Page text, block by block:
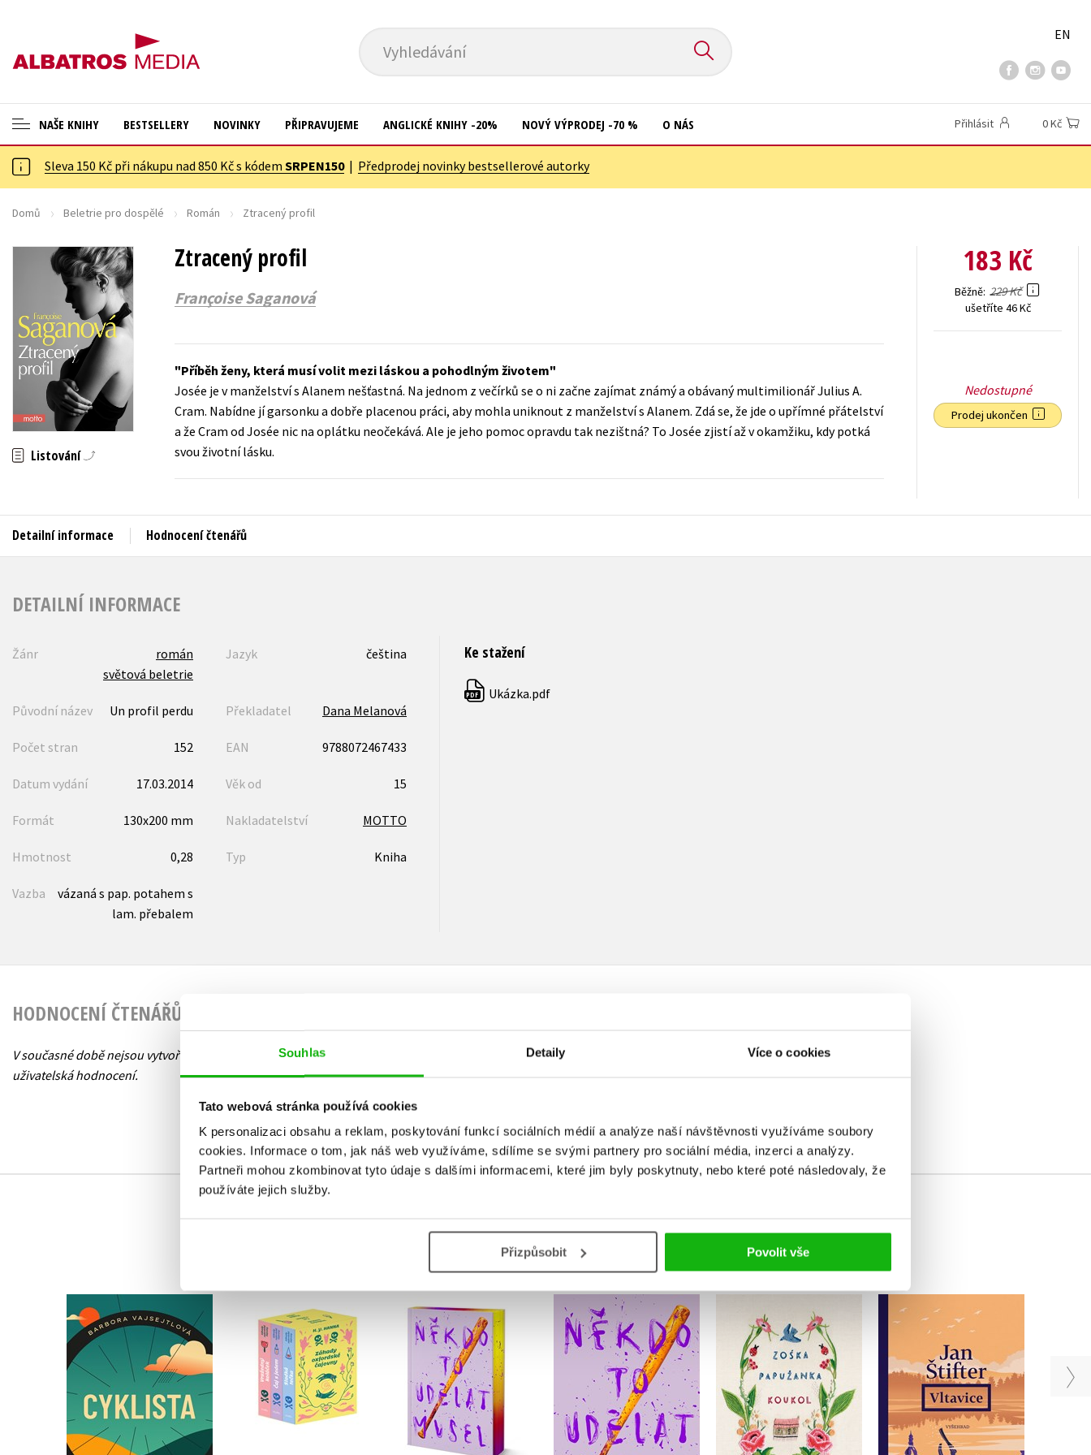
Souhlas Detaily Více o cookies
Tato webová stránka používá cookies
K personalizaci obsahu a reklam, poskytování funkcí sociálních médií a analýze naší návštěvnosti využíváme soubory
cookies. Informace o tom, jak náš web využíváme, sdílíme se svými partnery pro sociální média, inzerci a analýzy.
Partneři mohou zkombinovat tyto údaje s dalšími informacemi, které jim byly poskytnuty, nebo které poté následovaly, že
používáte jejich služby.
Přizpůsobit Povolit vše
Vyhledávání
EN
NAŠE KNIHY
ANGLICKÉ KNIHY -20 %
NOVÝ VÝPRODEJ -70 %
ASTERIX S DÁRKEM
🎁DÁRKOVÉ PUBLIKACE
✉️ DÁRKOVÉ POUKAZY
Auto - moto
Beletrie pro děti
Beletrie pro dospělé
Byznys a ekonomie
Cestování
Dárkové publikace
Digitální fotografie
Esoterika a duchovní svět
Jazyky
Kalendáře
Kariéra a osobní rozvoj
Populárně - naučná pro dospělé
Populárně - naučné pro děti
Předškoláci
Young adult (SK)
Zahraniční literatura
BESTSELLERY NOVINKY PŘIPRAVUJEME ANGLICKÉ KNIHY -20% NOVÝ VÝPRODEJ -70 % O NÁS Přihlásit 0 Kč
Sleva 150 Kč při nákupu nad 850 Kč s kódem SRPEN150| Předprodej novinky bestsellerové autorky
Domů Beletrie pro dospělé Román Ztracený profil
Ztracený profil
Françoise Saganová
Listování
Příběh ženy, která musí volit mezi láskou a pohodlným životem
Josée je v manželství s Alanem nešťastná. Na jednom z večírků se o ni začne zajímat známý a obávaný multimilionář Julius A.
Cram. Nabídne jí garsonku a dobře placenou práci, aby mohla uniknout z manželství s Alanem. Zdá se, že jde o upřímné přátelství
a že Cram od Josée nic na oplátku neočekává. Ale je jeho pomoc opravdu tak nezištná? To Josée zjistí až v okamžiku, kdy potká
svou životní lásku.
183 Kč
Běžně 229 Kč
ušetříte 46 Kč
Nedostupné
Prodej ukončen
Detailní informace Hodnocení čtenářů
DETAILNÍ INFORMACE
Žánr
román
světová beletrie
Jazyk čeština
Původní název Un profil perdu Překladatel Dana Melanová
Počet stran 152 EAN 9788072467433
Datum vydání 17.03.2014 Věk od 15
Formát 130x200 mm Nakladatelství MOTTO
Hmotnost 0,28 Typ Kniha
Vazba
vázaná s pap. potahem s
lam. přebalem
Ke stažení
PDF Ukázka.pdf
HODNOCENÍ ČTENÁŘŮ
V současné době nejsou vytvořena žádná
uživatelská hodnocení.
Přihlásit
MOHLO BY VÁS TAKÉ ZAJÍMAT
Cyklista
Barbora Vajsejtlová
Do košíku
Záhady oxfordské
čajovny - BOX
H. Y. Hanna
Někdo to udělat musel
- limitované vydání
Velikovsky
Někdo to udělat musel
Velikovsky
Do košíku
Koukol
Zoska Papuzanka
Vltavice
Jan Štifter
Do košíku